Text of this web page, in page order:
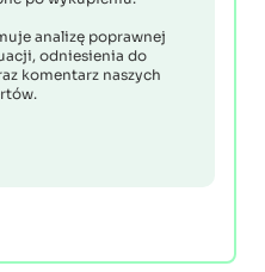
analizę poprawnej
odniesienia do
komentarz naszych